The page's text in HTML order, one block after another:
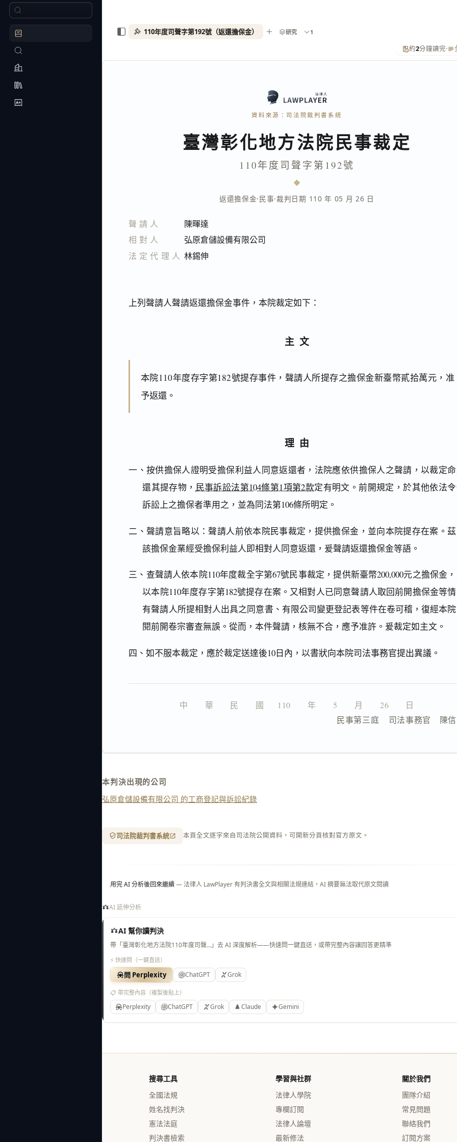
約2分鐘讀完·
資料來源：司法院裁判書系統
臺灣彰化地方法院民事裁定
110年度司聲字第192號
返還擔保金·民事·裁判日期 110 年 05 月 26 日
聲請人
陳暉達
相對人
弘原倉儲設備有限公司
法定代理人 林錫伸
上列聲請人聲請返還擔保金事件，本院裁定如下：
主文
本院110年度存字第182號提存事件，聲請人所提存之擔保金新臺幣貳拾萬元，准
予返還。
理由
一、按供擔保人證明受擔保利益人同意返還者，法院應依供擔保人之聲請，以裁定
還其提存物， 民事訴訟法第104條第1項第2款定有明文。前開規定，於其他依法
訴訟上之擔保者準用之，並為同法第106條所明定。
二、聲請意旨略以：聲請人前依本院民事裁定，提供擔保金，並向本院提存在案。
該擔保金業經受擔保利益人即相對人同意返還，爰聲請返還擔保金等語。
三、查聲請人依本院110年度裁全字第67號民事裁定，提供新臺幣200,000元之擔保金
以本院110年度存字第182號提存在案。又相對人已同意聲請人取回前開擔保金等
有聲請人所提相對人出具之同意書、有限公司變更登記表等件在卷可稽，復經本
閱前開卷宗審查無誤。從而，本件聲請，核無不合，應予准許。爰裁定如主文。
四、如不服本裁定，應於裁定送達後10日內，以書狀向本院司法事務官提出異議。
中　　華　　民　　國  　110　　年　　5　　月　　26　　日
民事第三庭    司法事務官　陳
本判決出現的公司
弘原倉儲設備有限公司 的工商登記與訴訟紀錄
司法院裁判書系統 本頁全文逐字來自司法院公開資料，可開新分頁核對官方原文。
用完 AI 分析後回來繼續— 法律人 LawPlayer 有判決書全文與相關法規連結，AI 摘要無法取代原文閱讀
AI 延伸分析
AI 幫你讀判決
帶「臺灣彰化地方法院110年度司聲…」去 AI 深度解析——快速問一鍵直送，或帶完整內容讓回答更精準
⚡ 快速問（一鍵直送）
問 Perplexity ChatGPT Grok
📋 帶完整內容（複製後貼上）
Perplexity ChatGPT Grok Claude Gemini
搜尋工具
全國法規
姓名找判決
憲法法庭
判決書檢索
學習與社群
法律人學院
專欄訂閱
法律人論壇
最新修法
關於我們
團隊介紹
常見問題
聯絡我們
訂閱方案
110年度司聲字第192號（返還擔保金） 研究 1